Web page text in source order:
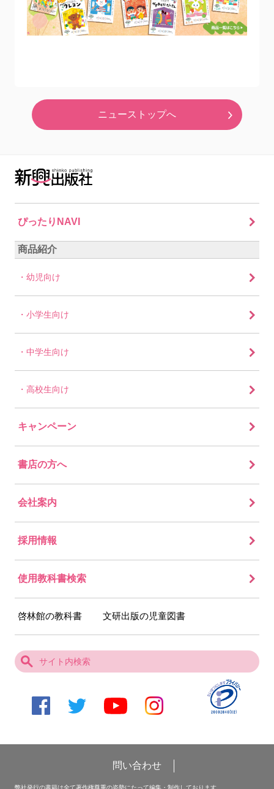
ニューストップへ
ぴったりNAVI
商品紹介
幼児向け
小学生向け
中学生向け
高校生向け
キャンペーン
書店の方へ
会社案内
採用情報
使用教科書検索
啓林館の教科書 文研出版の児童図書
問い合わせ
弊社発行の書籍は全て著作権尊重の姿勢にたって編集・制作しております。